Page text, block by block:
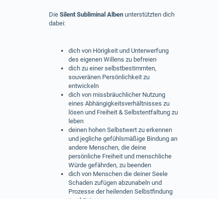
Die Silent Subliminal Alben unterstützten dich
dabei:
dich von Hörigkeit und Unterwerfung
des eigenen Willens zu befreien
dich zu einer selbstbestimmten,
souveränen Persönlichkeit zu
entwickeln
dich von missbräuchlicher Nutzung
eines Abhängigkeitsverhältnisses zu
lösen und Freiheit & Selbstentfaltung zu
leben
deinen hohen Selbstwert zu erkennen
und jegliche gefühlsmäßige Bindung an
andere Menschen, die deine
persönliche Freiheit und menschliche
Würde gefährden, zu beenden
dich von Menschen die deiner Seele
Schaden zufügen abzunabeln und
Prozesse der heilenden Selbstfindung